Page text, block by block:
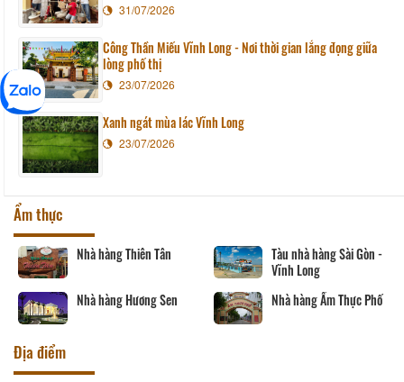
31/07/2026
Công Thần Miếu Vĩnh Long - Nơi thời gian lắng đọng giữa
lòng phố thị
23/07/2026
Xanh ngát mùa lác Vĩnh Long
23/07/2026
Ẩm thực
Nhà hàng Thiên Tân
Tàu nhà hàng Sài Gòn -
Vĩnh Long
Nhà hàng Hương Sen
Nhà hàng Ẩm Thực Phố
Địa điểm